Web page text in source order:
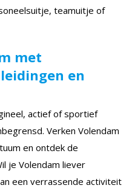
teamuitje of
met
en
actief of sportief
Verken Volendam
en ontdek de
je Volendam liever
een verrassende activiteit